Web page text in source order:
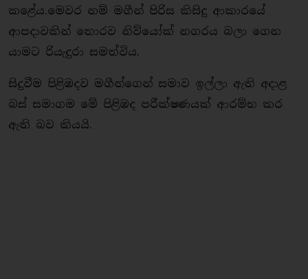
කළේය.මෙවර නම් මගීන් පිරිස කිසිදු ආකාරයේ
ආපදාවකින් තොරව නිව්යෝක් නගරය බලා ගෙන
යාමට රියැදුරා සමත්විය.
සිදුවීම පිළිඹදව මගීන්ගෙන් සමාව ඉල්ලා ඇති අදාළ
බස් සමාගම මේ පිළිඹද පරීක්ෂණයක් ආරම්භ කර
ඇති බව කියයි.